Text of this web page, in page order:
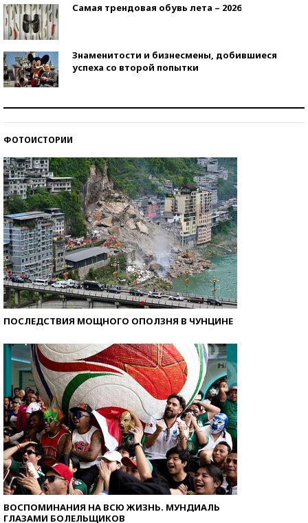
Самая трендовая обувь лета – 2026
Знаменитости и бизнесмены, добившиеся
успеха со второй попытки
ФОТОИСТОРИИ
ПОСЛЕДСТВИЯ МОЩНОГО ОПОЛЗНЯ В ЧУНЦИНЕ
ВОСПОМИНАНИЯ НА ВСЮ ЖИЗНЬ. МУНДИАЛЬ
ГЛАЗАМИ БОЛЕЛЬЩИКОВ